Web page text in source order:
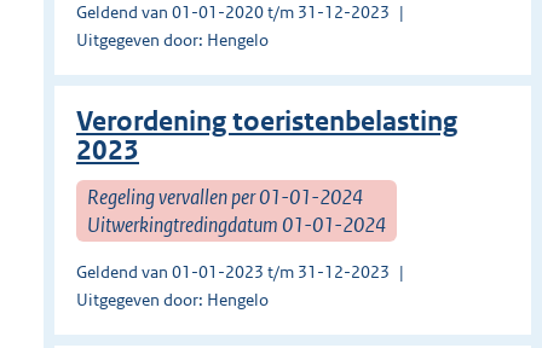
Geldend van 01-01-2020 t/m 31-12-2023
Uitgegeven door: Hengelo
Verordening toeristenbelasting
2023
Regeling vervallen per 01-01-2024
Uitwerkingtredingdatum 01-01-2024
Geldend van 01-01-2023 t/m 31-12-2023
Uitgegeven door: Hengelo